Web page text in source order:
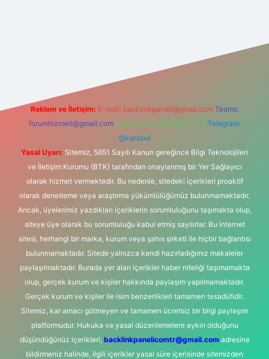
Reklam ve İletişim: E-mail: backlinkpaneli@gmail.com Teams:
forumhizmeti@gmail.com Whatsapp: 0262 606 0 726 Telegram:
@karabul
Yasal Uyarı: Sitemiz, 5651 Sayılı Kanun gereğince Bilgi Teknolojileri
ve İletişim Kurumu (BTK) tarafından onaylanmış bir Yer Sağlayıcı
olarak hizmet vermektedir. Bu nedenle, sitedeki içerikleri proaktif
olarak denetleme veya araştırma yükümlülüğümüz bulunmamaktadır.
Ancak, üyelerimiz yazdıkları içeriklerin sorumluluğunu taşımakta olup,
siteye üye olarak bu sorumluluğu kabul etmiş sayılırlar. Bu internet
sitesi, herhangi bir marka, kurum veya şahıs şirketi ile hiçbir bağlantısı
bulunmamaktadır. Sitede yalnızca kendi hazırladığımız makaleler
paylaşılmaktadır. Burada yer alan içerikler haber niteliği taşımamakta
olup, gerçek kurum ve kişiler hakkında paylaşım yapılmamaktadır.
Gerçek kurum ve kişiler ile isim benzerlikleri tamamen tesadüfidir.
Sitemiz, kar amacı gütmeyen ve tamamen ücretsiz bir bilgi paylaşım
platformudur. Hukuka ve yasal düzenlemelere aykırı olduğunu
düşündüğünüz içerikleri, backlinkpanelicomtr@gmail.comadresine
bildirmeniz halinde, ilgili içerikler yasal süre içerisinde sitemizden